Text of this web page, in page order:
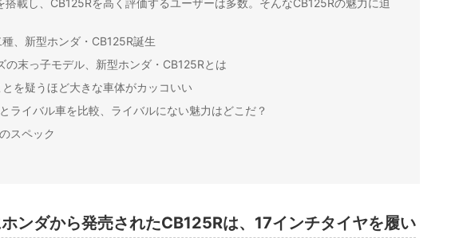
搭載し、CB125Rを高く評価するユーザーは多数。そんなCB125Rの魅力に迫
、新型ホンダ・CB125R誕生
の末っ子モデル、新型ホンダ・CB125Rとは
を疑うほど大きな車体がカッコいい
ライバル車を比較、ライバルにない魅力はどこだ？
スペック
ンダから発売されたCB125Rは、17インチタイヤを履い